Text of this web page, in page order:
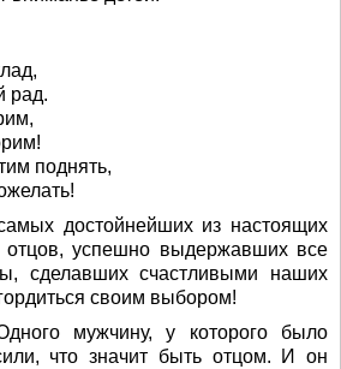
рад.
поднять,
достойнейших из настоящих
успешно выдержавших все
сделавших счастливыми наших
своим выбором!
мужчину, у которого было
что значит быть отцом. И он